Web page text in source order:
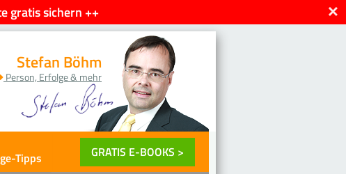
gratis sichern ++ ×
Stefan Böhm
Person, Erfolge & mehr
Tipps
GRATIS E-BOOKS >